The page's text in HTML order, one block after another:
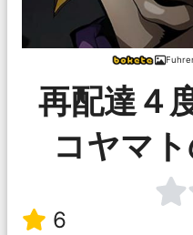
再配達４
コヤマ
6